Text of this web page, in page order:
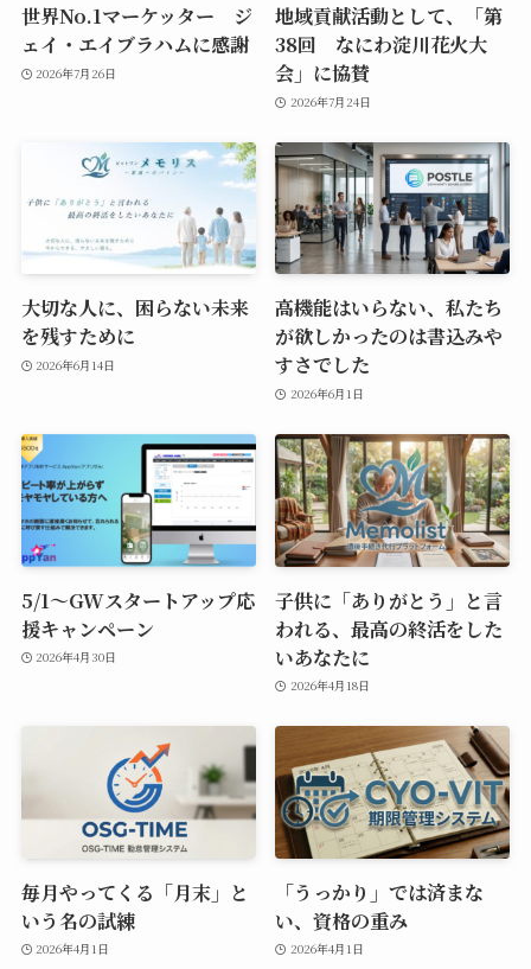
世界No.1マーケッター ジ
ェイ・エイブラハムに感謝
2026年7月26日
地域貢献活動として、「第
38回 なにわ淀川花火大
会」に協賛
2026年7月24日
大切な人に、困らない未来
を残すために
2026年6月14日
高機能はいらない、私たち
が欲しかったのは書込みや
すさでした
2026年6月1日
5/1〜GWスタートアップ応
援キャンペーン
2026年4月30日
⼦供に「ありがとう」と⾔
われる、最⾼の終活をした
いあなたに
2026年4月18日
毎月やってくる「月末」と
いう名の試練
2026年4月1日
「うっかり」では済まな
い、資格の重み
2026年4月1日